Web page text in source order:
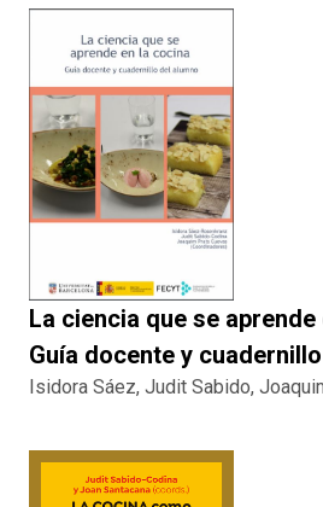
La ciencia que se
Guía docente y
Isidora Sáez, Judit Sabido,